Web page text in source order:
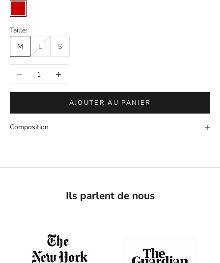
Rouge
Taille:
M
L S
Diminuer la quantitéAugmenter la quantité
AJOUTER AU PANIER
Composition
Ils parlent de nous